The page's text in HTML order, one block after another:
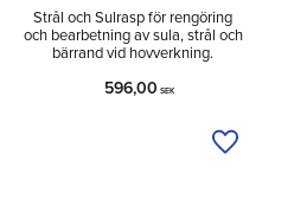
Strål och Sulrasp för rengöring
och bearbetning av sula, strål och
bärrand vid hovverkning.
596,00 SEK
Lägg till i